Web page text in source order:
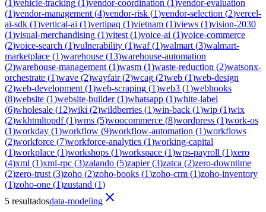
(1)vehicle-tracking (1)vendor-coordination (1)vendor-evaluation
(1)vendor-management (4)vendor-risk (1)vendor-selection (2)vercel-
ai-sdk (1)vertical-ai (1)vertipaq (1)vietnam (1)views (1)vision-2030
(1)visual-merchandising (1)vitest (1)voice-ai (1)voice-commerce
(2)voice-search (1)vulnerability (1)waf(1)walmart (3)walmart-
marketplace (1)warehouse (13)warehouse-automation
(2)warehouse-management (1)wasm (1)waste-reduction (2)watsonx-
orchestrate (1)wave (2)wayfair(2)wcag (2)web (1)web-design
(2)web-development (1)web-scraping (1)web3 (1)webhooks
(8)website (1)website-builder(1)whatsapp (1)white-label
(6)wholesale (12)wiki (2)wildberries (1)win-back (1)wip (1)wix
(2)wkhtmltopdf(1)wms (5)woocommerce (8)wordpress (1)work-os
(1)workday (1)workflow (9)workflow-automation (1)workflows
(2)workforce (7)workforce-analytics (1)working-capital
(1)workplace (1)workshops (1)workspace (1)wps-payroll (1)xero
(4)xml (1)xml-rpc (3)zalando (5)zapier(3)zatca (2)zero-downtime
(2)zero-trust (3)zoho (2)zoho-books (1)zoho-crm (1)zoho-inventory
(1)zoho-one (1)zustand (1)
5 resultadosdata-modeling